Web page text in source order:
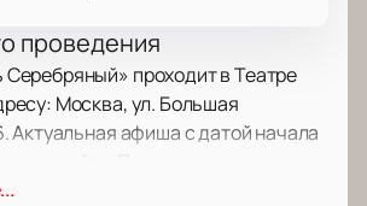
проведения
проходит в Театре
Москва, ул. Большая
Актуальная афиша с датой начала
начала и продолжительность шоу.